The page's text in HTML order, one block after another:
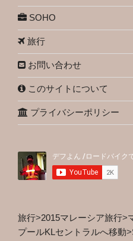
SOHO
旅行
お問い合わせ
このサイトについて
プライバシーポリシー
旅行>2015マレーシア旅行>
プールKLセントラルへ移動>